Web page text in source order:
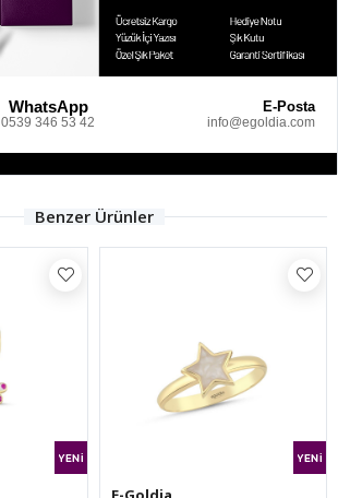
WhatsApp
0539 346 53 42
E-Posta
info@egoldia.com
Benzer Ürünler